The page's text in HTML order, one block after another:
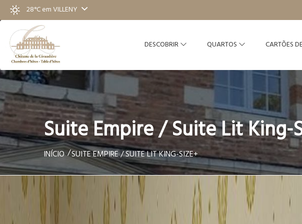
28°Cem VILLENY
DESCOBRIR QUARTOS CARTÕES
Suite Empire / Suite Lit King-
INÍCIO SUITE EMPIRE / SUITE LIT KING-SIZE+